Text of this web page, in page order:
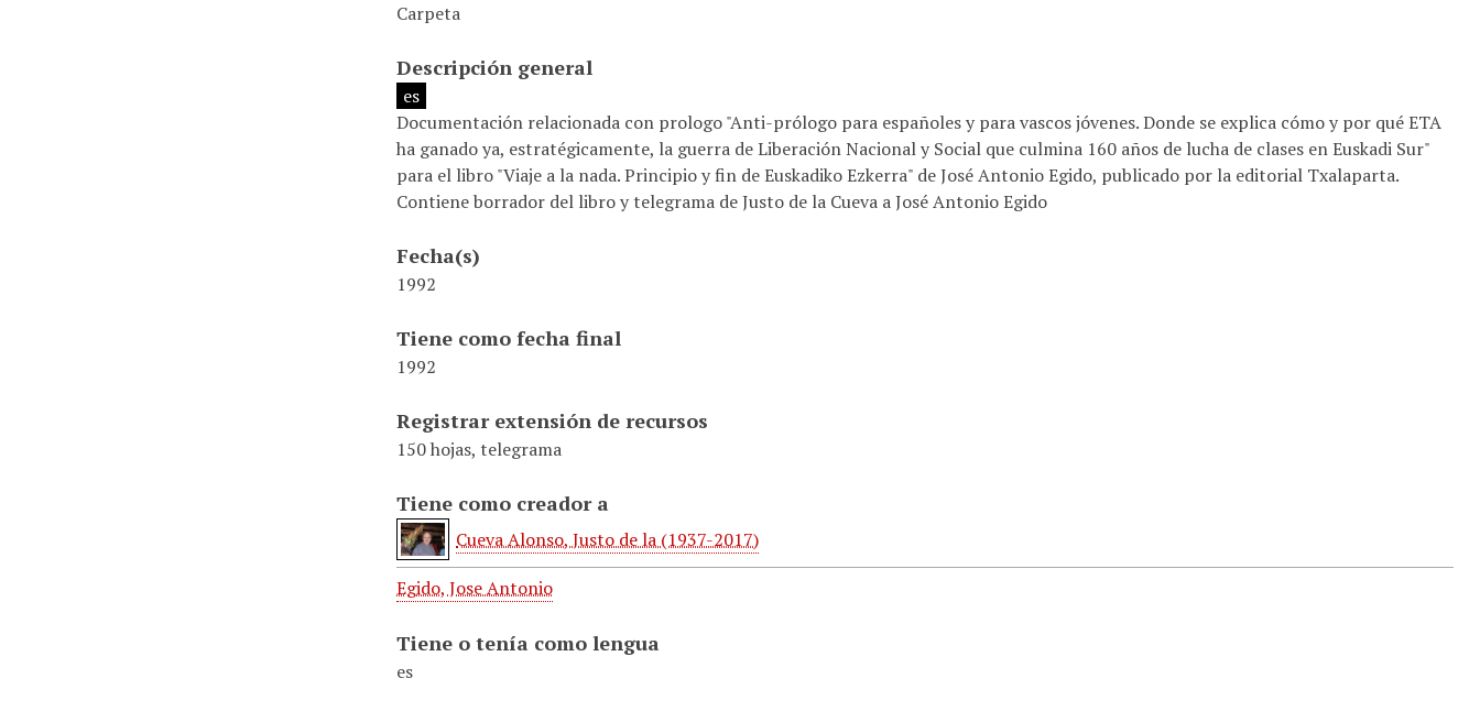
Carpeta
Descripción general
es
Documentación relacionada con prologo "Anti-prólogo para españoles y para vascos jóvenes. Donde se explica cómo y por qué ETA
ha ganado ya, estratégicamente, la guerra de Liberación Nacional y Social que culmina 160 años de lucha de clases en Euskadi Sur"
para el libro "Viaje a la nada. Principio y fin de Euskadiko Ezkerra" de José Antonio Egido, publicado por la editorial Txalaparta.
Contiene borrador del libro y telegrama de Justo de la Cueva a José Antonio Egido
Fecha(s)
1992
Tiene como fecha final
1992
Registrar extensión de recursos
150 hojas, telegrama
Tiene como creador a
Cueva Alonso, Justo de la (1937-2017)
Egido, Jose Antonio
Tiene o tenía como lengua
es